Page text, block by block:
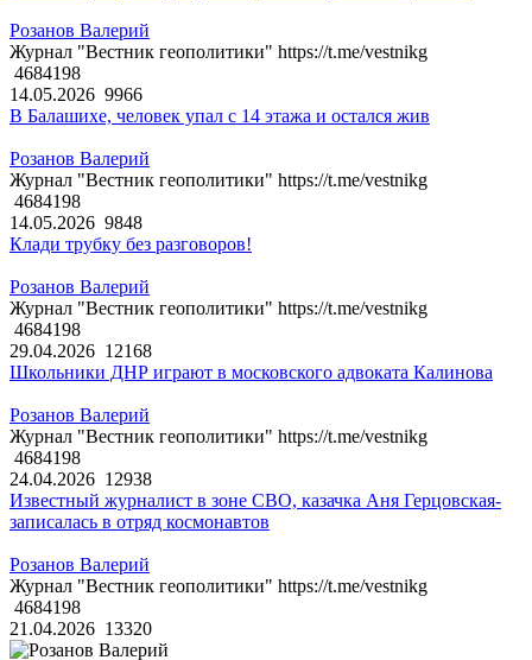
Розанов Валерий
Журнал "Вестник геополитики" https://t.me/vestnikg
4684198
14.05.2026 9966
В Балашихе, человек упал с 14 этажа и остался жив
Розанов Валерий
Журнал "Вестник геополитики" https://t.me/vestnikg
4684198
14.05.2026 9848
Клади трубку без разговоров!
Розанов Валерий
Журнал "Вестник геополитики" https://t.me/vestnikg
4684198
29.04.2026 12168
Школьники ДНР играют в московского адвоката Калинова
Розанов Валерий
Журнал "Вестник геополитики" https://t.me/vestnikg
4684198
24.04.2026 12938
Известный журналист в зоне СВО, казачка Аня Герцовская-
записалась в отряд космонавтов
Розанов Валерий
Журнал "Вестник геополитики" https://t.me/vestnikg
4684198
21.04.2026 13320